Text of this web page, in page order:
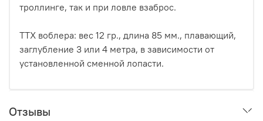
троллинге, так и при ловле взаброс.
ТТХ воблера: вес 12 гр., длина 85 мм., плавающий,
заглубление 3 или 4 метра, в зависимости от
установленной сменной лопасти.
Отзывы